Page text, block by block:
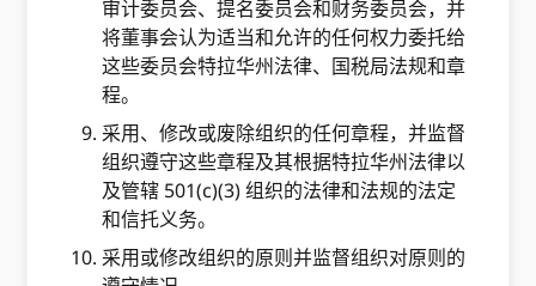
审计委员会、提名委员会和财务委员会，并
将董事会认为适当和允许的任何权力委托给
这些委员会特拉华州法律、国税局法规和章
程。
采用、修改或废除组织的任何章程，并监督
组织遵守这些章程及其根据特拉华州法律以
及管辖 501(c)(3) 组织的法律和法规的法定
和信托义务。
采用或修改组织的原则并监督组织对原则的